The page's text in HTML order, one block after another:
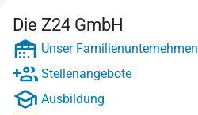
Die Z24 GmbH
Unser Familienunternehmen
Stellenangebote
Ausbildung